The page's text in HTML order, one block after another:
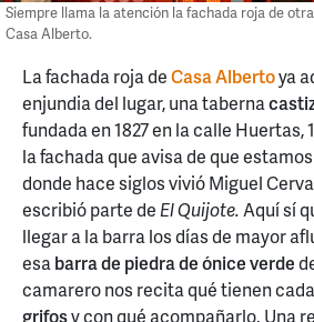
Siempre llama la atención la fachada roja de
Casa Alberto.
La fachada roja deCasa Albertoya
enjundia del lugar, una taberna
fundada en 1827 en la calle Huertas,
la fachada que avisa de que
donde hace siglos vivió Miguel
escribió parte deEl Quijote.Aquí sí
llegar a la barra los días de mayor
esabarra de piedra de ónice verde
camarero nos recita qué tienen
grifosy con qué acompañarlo. Una